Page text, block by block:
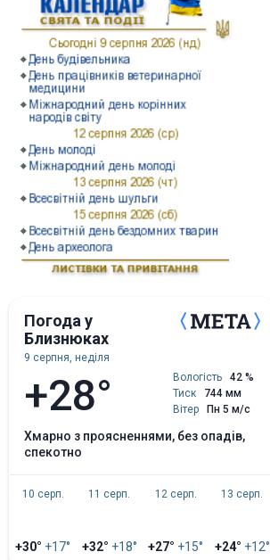
Погода у
Близнюках
9 серпня, неділя
+28° Вологість
42 %
Тиск
744 мм
Вітер
Пн 5 м/с
хмарно з проясненнями, без опадів,
спекотно
10 серп.
+30° +17°
11 серп.
+32° +18°
12 серп.
+27° +15°
13 серп.
+24° +12°